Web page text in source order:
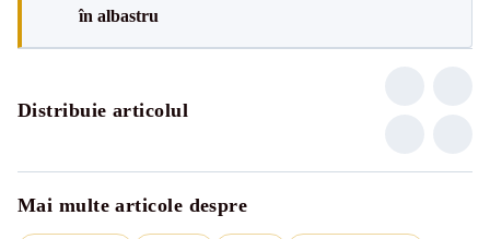
în albastru
Distribuie articolul
Mai multe articole despre